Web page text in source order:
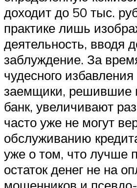
доходит до 50 тыс.
практике лишь
деятельность, вводя
заблуждение. За
чудесного избавления
заемщики, решившие
банк, увеличивают
часто уже не могут
обслуживанию
уже о том, что лучше
остаток денег не на